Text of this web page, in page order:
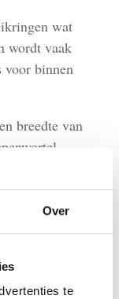
Over
te
wat
wordt vaak
voor binnen
breedte van
producten.